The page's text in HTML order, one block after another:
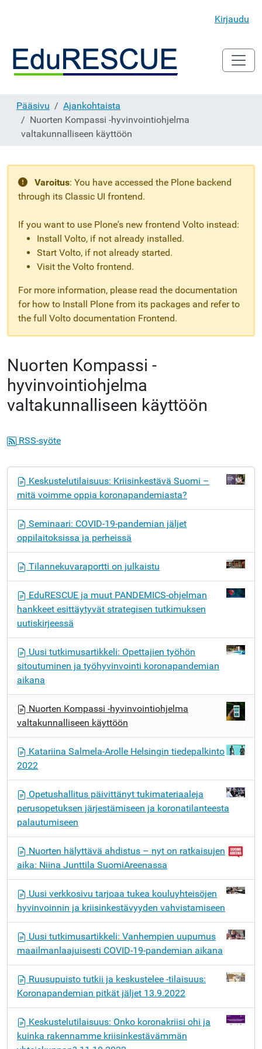
Kirjaudu
Pääsivu
Ajankohtaista
Nuorten Kompassi -hyvinvointiohjelma
valtakunnalliseen käyttöön
Varoitus: You have accessed the Plone backend
through its Classic UI frontend.
If you want to use Plone's new frontend Volto instead:
Install Volto, if not already installed.
Start Volto, if not already started.
Visit the Volto frontend.
For more information, please read the documentation
for how to Install Plone from its packages and refer to
the full Volto documentation Frontend.
Nuorten Kompassi -
hyvinvointiohjelma
valtakunnalliseen käyttöön
RSS-syöte
Keskustelutilaisuus: Kriisinkestävä Suomi –
mitä voimme oppia koronapandemiasta?
Seminaari: COVID-19-pandemian jäljet
oppilaitoksissa ja perheissä
Tilannekuvaraportti on julkaistu
EduRESCUE ja muut PANDEMICS-ohjelman
hankkeet esittäytyvät strategisen tutkimuksen
uutiskirjeessä
Uusi tutkimusartikkeli: Opettajien työhön
sitoutuminen ja työhyvinvointi koronapandemian
aikana
Nuorten Kompassi -hyvinvointiohjelma
valtakunnalliseen käyttöön
Katariina Salmela-Arolle Helsingin tiedepalkinto
2022
Opetushallitus päivittänyt tukimateriaaleja
perusopetuksen järjestämiseen ja koronatilanteesta
palautumiseen
Nuorten hälyttävä ahdistus – nyt on ratkaisujen
aika: Niina Junttila SuomiAreenassa
Uusi verkkosivu tarjoaa tukea kouluyhteisöjen
hyvinvoinnin ja kriisinkestävyyden vahvistamiseen
Uusi tutkimusartikkeli: Vanhempien uupumus
maailmanlaajuisesti COVID-19-pandemian aikana
Ruusupuisto tutkii ja keskustelee -tilaisuus:
Koronapandemian pitkät jäljet 13.9.2022
Keskustelutilaisuus: Onko koronakriisi ohi ja
kuinka rakennamme kriisinkestävämmän